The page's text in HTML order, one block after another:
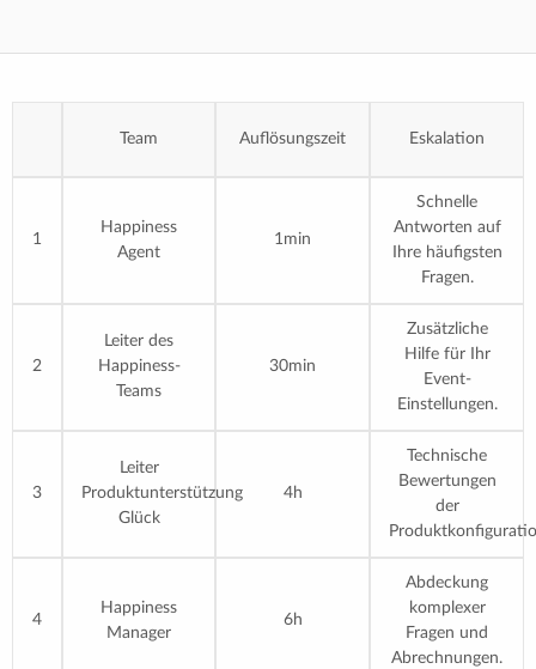
Team Auflösungszeit Eskalation
1
Happiness
Agent
1min
Schnelle
Antworten auf
Ihre häufigsten
Fragen.
2
Leiter des
Happiness-
Teams
30min
Zusätzliche
Hilfe für Ihr
Event-
Einstellungen.
3
Leiter
Produktunterstützung
Glück
4h
Technische
Bewertungen
der
4
Happiness
Manager
6h
Abdeckung
komplexer
Fragen und
Abrechnungen.